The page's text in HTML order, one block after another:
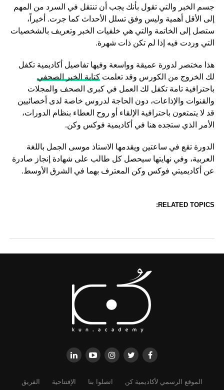
جسم الخبر والتي تقول بأنك يجب أن تنتقل في السرد من المهم
إلى الأقل أهمية وليس وفق تسلل الأحداث كما جرت. أخيراً،
ستصل إلى الخاتمة والتي هي خلفيات الخبر وتعريف بالشخصيات
التي وردت فيه إذا لم تكن ذات شهرة.
هذا مختصر لدورة عميقة وواسعة وفيها تفاصيل أكاديمية تكفل
لك الخروج من الكورس وقد تعلمت كتابة الخبر الصحفي
باحترافية تامة تكفل لك العمل في كبرى الصحف والمجلات
والقنوات والإذاعات، دون الحاجة لدروس خاصة لدى أخصائيين
قد لا يتمتعون باحترافية الإلقاء أو روح العطاء بنظام الدورات،
الأمر الذي ستجده هنا في أكاديمية فوكس وكن.
الدورة تقع في ساعتين ويقدمها الاستاذ موسى الجمل باللغة
العربية، وفي نهايتها سيحصل كل طالب على شهادة إنجاز صادرة
عن أكاديميتي فوكس وكن المعترف بهما في الشرق الأوسط.
RELATED TOPICS:
الموقع الرسمي لأكاديمية كن اتصلوا بنا الإفتتاحية الفريق